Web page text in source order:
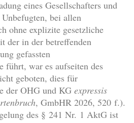
eines Gesellschafters und
bei allen
ohne explizite gesetzliche
der in der betreffenden
gefassten
führt, war es aufseiten des
geboten, dies für
der OHG und KGexpressis
, GmbHR 2026, 520 f.).
des § 241 Nr. 1 AktG ist